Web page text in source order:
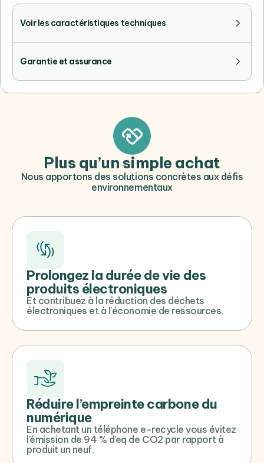
Voir les caractéristiques techniques
Garantie et assurance
Plus qu’un simple achat
Nous apportons des solutions concrètes aux défis
environnementaux
Prolongez la durée de vie des
produits électroniques
Et contribuez à la réduction des déchets
électroniques et à l'économie de ressources.
Réduire l’empreinte carbone du
numérique
En achetant un téléphone e-recycle vous évitez
l’émission de 94 % d’eq de CO2 par rapport à
produit un neuf.